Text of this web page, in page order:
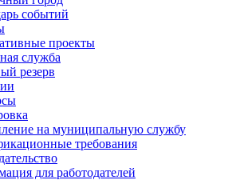
событий
проекты
служба
резерв
на муниципальную службу
требования
для работодателей